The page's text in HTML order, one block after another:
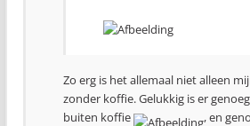
Zo erg is het allemaal niet alleen
zonder koffie. Gelukkig is er
buiten koffie
, en